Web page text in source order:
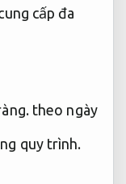
cấp đa
theo ngày
quy trình.